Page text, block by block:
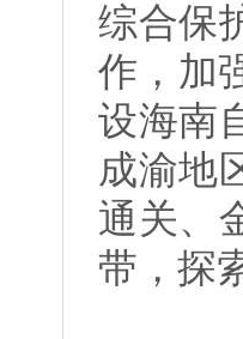
综合保
作，加
设海南
成渝地
通关、
带，探